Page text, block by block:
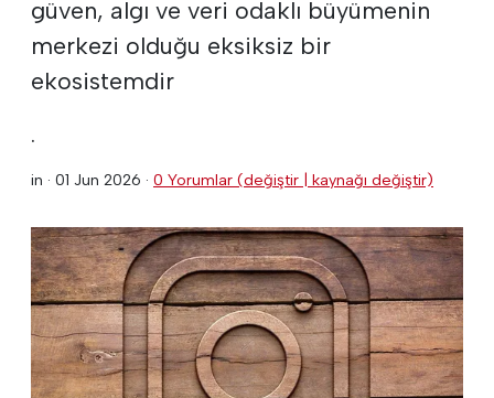
güven, algı ve veri odaklı büyümenin
merkezi olduğu eksiksiz bir
ekosistemdir
.
in · 01 Jun 2026 · 0 Yorumlar (değiştir | kaynağı değiştir)